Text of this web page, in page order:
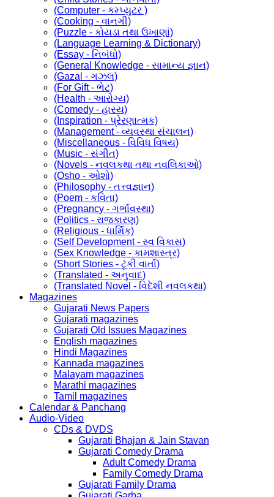
(Computer - કમ્પ્યુટર )
(Cooking - વાનગી)
(Puzzle - કોયડા તથા ઉખાણાં)
(Language Learning & Dictionary)
(Essay - નિબંધો)
(General Knowledge - સામાન્ય જ્ઞાન)
(Gazal - ગઝલ)
(For Gift - ભેટ)
(Health - આરોગ્ય)
(Comedy - હાસ્ય)
(Inspiration - પ્રેરણાત્મક)
(Management - વ્યવસ્થા સંચાલન)
(Miscellaneous - વિવિધ વિષય)
(Music - સંગીત)
(Novels - નવલકથા તથા નવલિકાઓ)
(Osho - ઓશો)
(Philosophy - તત્ત્વજ્ઞાન)
(Poem - કવિતા)
(Pregnancy - ગર્ભાવસ્થા)
(Politics - રાજકારણ)
(Religious - ધાર્મિક)
(Self Development - સ્વ વિકાસ)
(Sex Knowledge - કામશાસ્ત્ર)
(Short Stories - ટૂંકી વાર્તા)
(Translated - અનુવાદ)
(Translated Novel - વિદેશી નવલકથા)
Magazines
Gujarati News Papers
Gujarati magazines
Gujarati Old Issues Magazines
English magazines
Hindi Magazines
Kannada magazines
Malayam magazines
Marathi magazines
Tamil magazines
Calendar & Panchang
Audio-Video
CDs & DVDS
Gujarati Bhajan & Jain Stavan
Gujarati Comedy Drama
Adult Comedy Drama
Family Comedy Drama
Gujarati Family Drama